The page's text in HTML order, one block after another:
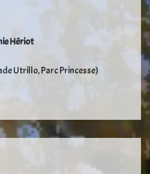
Hériot
Utrillo, Parc Princesse)